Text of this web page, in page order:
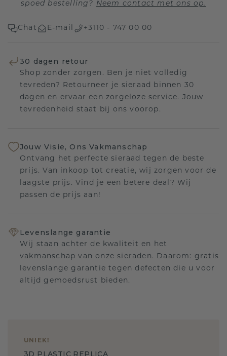
spoed bestelling? Neem contact met ons op.
Chat E-mail +3110 - 747 00 00
30 dagen retour
Shop zonder zorgen. Ben je niet volledig
tevreden? Retourneer je sieraad binnen 30
dagen en ervaar een zorgeloze service. Jouw
tevredenheid staat bij ons voorop.
Jouw Visie, Ons Vakmanschap
Ontvang het perfecte sieraad tegen de beste
prijs. Van inkoop tot creatie, wij zorgen voor de
laagste prijs. Vind je een betere deal? Wij
passen de prijs aan!
Levenslange garantie
Wij staan achter de kwaliteit en het
vakmanschap van onze sieraden. Daarom: gratis
levenslange garantie tegen defecten die u voor
altijd gemoedsrust bieden.
UNIEK!
3D PLASTIC REPLICA